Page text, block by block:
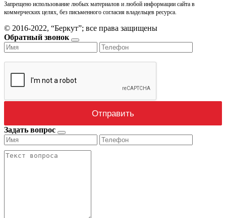
Запрещено использование любых материалов и любой информации сайта в
коммерческих целях, без письменного согласия владельцев ресурса.
© 2016-2022, “Беркут”; все права защищены
Обратный звонок
Задать вопрос